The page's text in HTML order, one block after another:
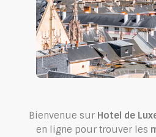
Bienvenue sur Hotel de
en ligne pour trouver les